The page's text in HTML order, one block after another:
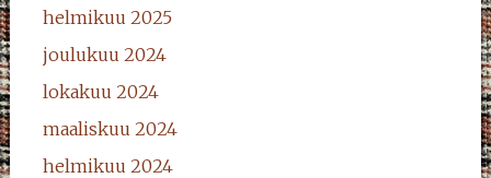
helmikuu 2025
joulukuu 2024
lokakuu 2024
maaliskuu 2024
helmikuu 2024